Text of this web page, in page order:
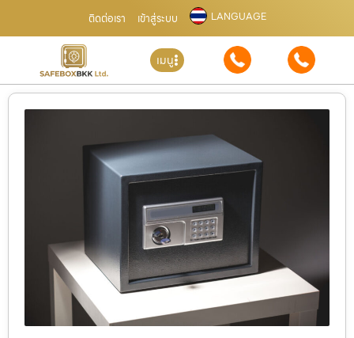
ติดต่อเรา เข้าสู่ระบบ LANGUAGE
เมนู